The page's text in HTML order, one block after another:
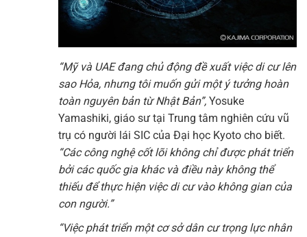
“Mỹ và UAE đang chủ động đề xuất việc di cư lên
sao Hỏa, nhưng tôi muốn gửi một ý tưởng hoàn
toàn nguyên bản từ Nhật Bản”, Yosuke
Yamashiki, giáo sư tại Trung tâm nghiên cứu vũ
trụ có người lái SIC của Đại học Kyoto cho biết.
“Các công nghệ cốt lõi không chỉ được phát triển
bởi các quốc gia khác và điều này không thể
thiếu để thực hiện việc di cư vào không gian của
con người.”
“Việc phát triển một cơ sở dân cư trọng lực nhân